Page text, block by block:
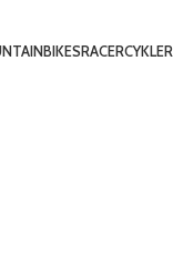
RACERCYKLER